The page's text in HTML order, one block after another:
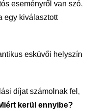
eseményről van szó,
egy kiválasztott
esküvői helyszín
díjat számolnak fel,
kerül ennyibe?